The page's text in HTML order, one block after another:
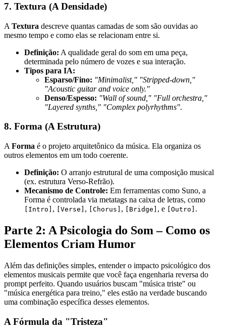
7. Textura (A Densidade)
A Textura descreve quantas camadas de som são ouvidas ao
mesmo tempo e como elas se relacionam entre si.
Definição: A qualidade geral do som em uma peça,
determinada pelo número de vozes e sua interação.
Tipos para IA:
Esparso/Fino: "Minimalist," "Stripped-down,"
"Acoustic guitar and voice only."
Denso/Espesso: "Wall of sound," "Full orchestra,"
"Layered synths," "Complex polyrhythms".
8. Forma (A Estrutura)
A Forma é o projeto arquitetônico da música. Ela organiza os
outros elementos em um todo coerente.
Definição: O arranjo estrutural de uma composição musical
(ex. estrutura Verso-Refrão).
Mecanismo de Controle: Em ferramentas como Suno, a
Forma é controlada via metatags na caixa de letras, como
[Intro] , [Verse] , [Chorus] , [Bridge] , e [Outro] .
Parte 2: A Psicologia do Som – Como os
Elementos Criam Humor
Além das definições simples, entender o impacto psicológico dos
elementos musicais permite que você faça engenharia reversa do
prompt perfeito. Quando usuários buscam "música triste" ou
"música energética para treino," eles estão na verdade buscando
uma combinação específica desses elementos.
A Fórmula da "Tristeza"